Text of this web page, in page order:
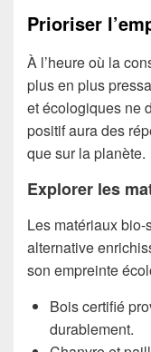
Prioriser
À l’heure où la
plus en plus
et écologiques ne
positif aura des
que sur la planète.
Explorer les
Les matériaux
alternative
son empreinte
Bois certifié
durablement.